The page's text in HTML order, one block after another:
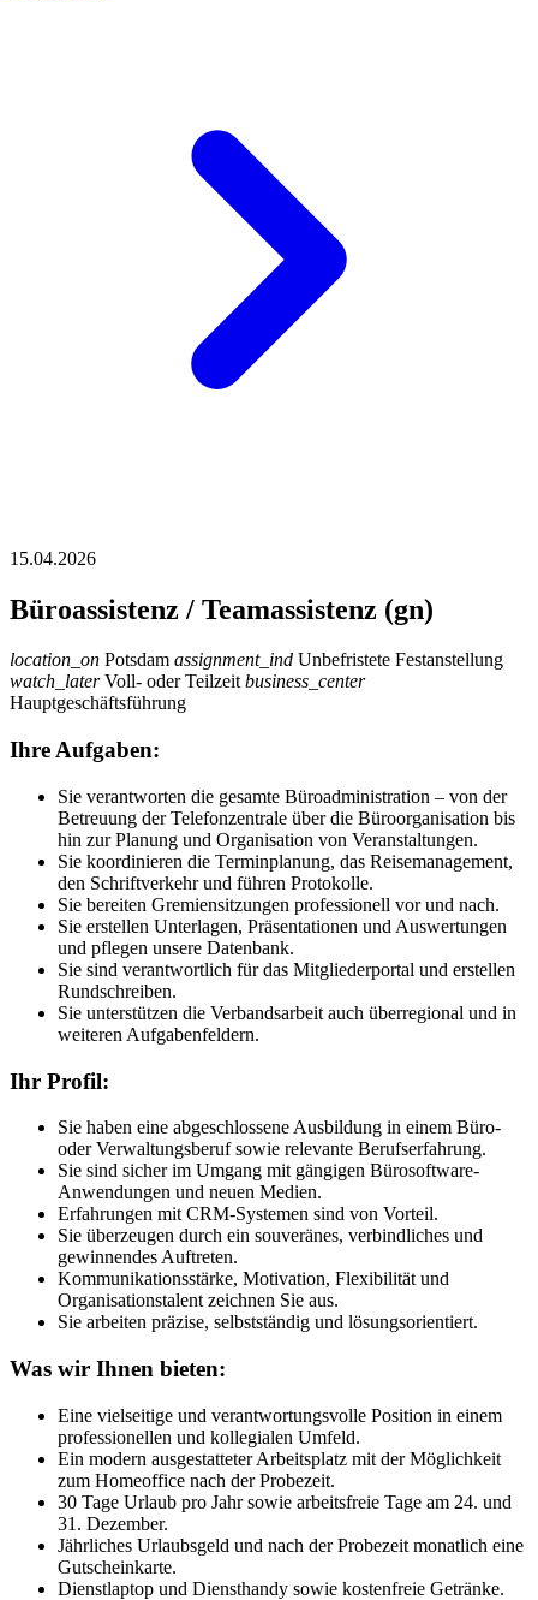
15.04.2026
Büroassistenz / Teamassistenz (gn)
location_on Potsdam assignment_ind Unbefristete Festanstellung
watch_laterVoll- oder Teilzeitbusiness_center
Hauptgeschäftsführung
Ihre Aufgaben:
Sie verantworten die gesamte Büroadministration – von der
Betreuung der Telefonzentrale über die Büroorganisation bis
hin zur Planung und Organisation von Veranstaltungen.
Sie koordinieren die Terminplanung, das Reisemanagement,
den Schriftverkehr und führen Protokolle.
Sie bereiten Gremiensitzungen professionell vor und nach.
Sie erstellen Unterlagen, Präsentationen und Auswertungen
und pflegen unsere Datenbank.
Sie sind verantwortlich für das Mitgliederportal und erstellen
Rundschreiben.
Sie unterstützen die Verbandsarbeit auch überregional und in
weiteren Aufgabenfeldern.
Ihr Profil:
Sie haben eine abgeschlossene Ausbildung in einem Büro-
oder Verwaltungsberuf sowie relevante Berufserfahrung.
Sie sind sicher im Umgang mit gängigen Bürosoftware-
Anwendungen und neuen Medien.
Erfahrungen mit CRM-Systemen sind von Vorteil.
Sie überzeugen durch ein souveränes, verbindliches und
gewinnendes Auftreten.
Kommunikationsstärke, Motivation, Flexibilität und
Organisationstalent zeichnen Sie aus.
Sie arbeiten präzise, selbstständig und lösungsorientiert.
Was wir Ihnen bieten:
Eine vielseitige und verantwortungsvolle Position in einem
professionellen und kollegialen Umfeld.
Ein modern ausgestatteter Arbeitsplatz mit der Möglichkeit
zum Homeoffice nach der Probezeit.
30 Tage Urlaub pro Jahr sowie arbeitsfreie Tage am 24. und
31. Dezember.
Jährliches Urlaubsgeld und nach der Probezeit monatlich eine
Gutscheinkarte.
Dienstlaptop und Diensthandy sowie kostenfreie Getränke.